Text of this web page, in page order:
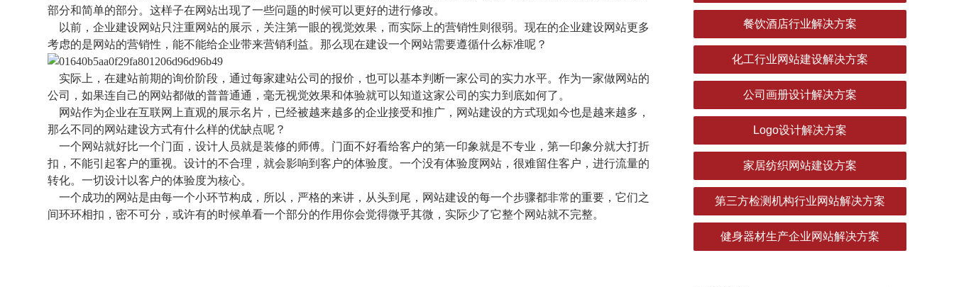
部分和简单的部分。这样子在网站出现了一些问题的时候可以更好的进行修改。
以前，企业建设网站只注重网站的展示，关注第一眼的视觉效果，而实际上的营销性则很弱。现在的企业建设网站更多
考虑的是网站的营销性，能不能给企业带来营销利益。那么现在建设一个网站需要遵循什么标准呢？
实际上，在建站前期的询价阶段，通过每家建站公司的报价，也可以基本判断一家公司的实力水平。作为一家做网站的
公司，如果连自己的网站都做的普普通通，毫无视觉效果和体验就可以知道这家公司的实力到底如何了。
网站作为企业在互联网上直观的展示名片，已经被越来越多的企业接受和推广，网站建设的方式现如今也是越来越多，
那么不同的网站建设方式有什么样的优缺点呢？
一个网站就好比一个门面，设计人员就是装修的师傅。门面不好看给客户的第一印象就是不专业，第一印象分就大打折
扣，不能引起客户的重视。设计的不合理，就会影响到客户的体验度。一个没有体验度网站，很难留住客户，进行流量的
转化。一切设计以客户的体验度为核心。
一个成功的网站是由每一个小环节构成，所以，严格的来讲，从头到尾，网站建设的每一个步骤都非常的重要，它们之
间环环相扣，密不可分，或许有的时候单看一个部分的作用你会觉得微乎其微，实际少了它整个网站就不完整。
餐饮酒店行业解决方案
化工行业网站建设解决方案
公司画册设计解决方案
Logo设计解决方案
家居纺织网站建设方案
第三方检测机构行业网站解决方案
健身器材生产企业网站解决方案